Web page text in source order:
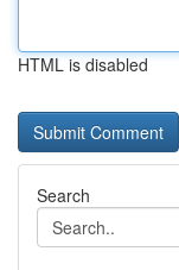
HTML is disabled
Search